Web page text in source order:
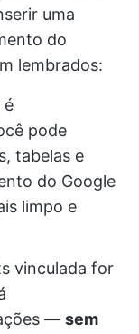
uma
do
lembrados:
é
pode
tabelas e
do Google
limpo e
vinculada for
— sem